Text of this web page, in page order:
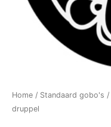
Home / Standaard gobo's /
druppel